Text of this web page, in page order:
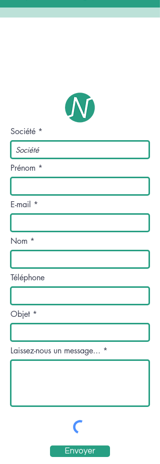
Société
Prénom
E-mail
Nom
Téléphone
Objet
Laissez-nous un message...
Envoyer